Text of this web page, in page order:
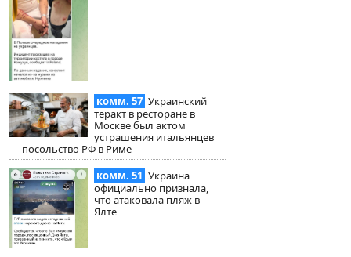
комм. 57 Украинский
теракт в ресторане в
Москве был актом
устрашения итальянцев
— посольство РФ в Риме
комм. 51 Украина
официально признала,
что атаковала пляж в
Ялте